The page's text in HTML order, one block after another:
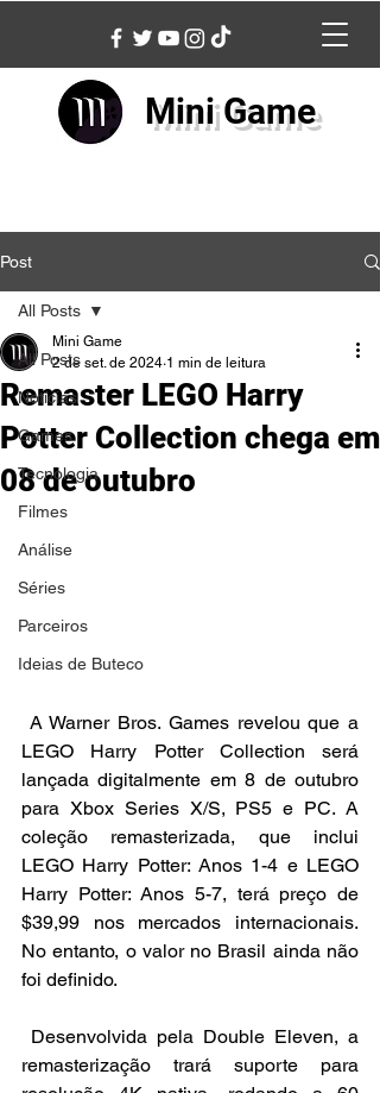
Mini Game
Post
All Posts
Notícias
Games
Tecnologia
Filmes
Análise
Séries
Parceiros
Ideias de Buteco
All Posts
Remaster LEGO Harry
Potter Collection chega em
08 de outubro
Mini Game
2 de set. de 2024 1 min de leitura
LEGO Harry Potter Collection será
lançada digitalmente em 8 de outubro
para Xbox Series X/S, PS5 e PC. A
coleção remasterizada, que inclui
LEGO Harry Potter: Anos 1-4 e LEGO
Harry Potter: Anos 5-7, terá preço de
$39,99 nos mercados internacionais.
No entanto, o valor no Brasil ainda não
foi definido.
remasterização trará suporte para